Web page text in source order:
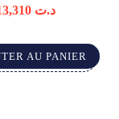
د.ت
AU PANIER